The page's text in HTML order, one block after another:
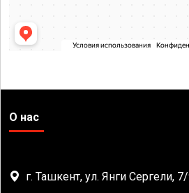
О нас
г. Ташкент, ул. Янги Сергели,